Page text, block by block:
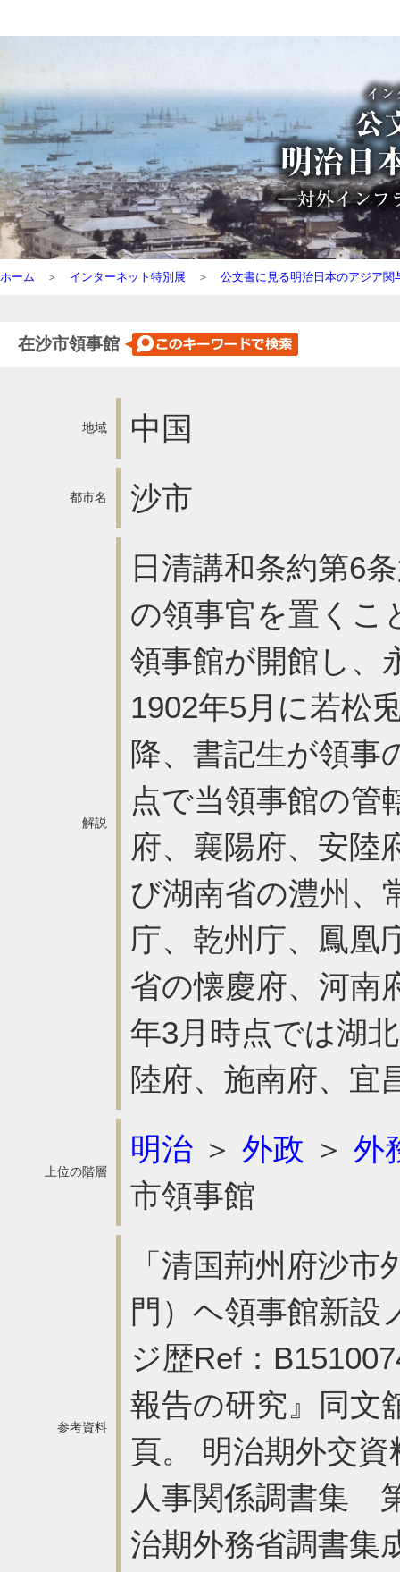
ホーム ＞ インターネット特別展 ＞ 公文書に見る明治日本のアジア関
在沙市領事館
地域 中国
都市名 沙市
解説
日清講和条約第6
の領事官を置くこ
領事館が開館し、
1902年5月に若松
降、書記生が領事
点で当領事館の管
府、襄陽府、安陸
び湖南省の澧州、
庁、乾州庁、鳳凰
省の懐慶府、河南
年3月時点では湖
陸府、施南府、宜
上位の階層
明治 ＞ 外政 ＞ 外
市領事館
参考資料
「清国荊州府沙
門）ヘ領事館新
ジ歴Ref：
報告の研究』同文
頁。 明治期外交
人事関係調書集
治期外務省調書集